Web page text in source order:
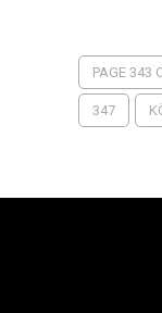
PAGE 343
347